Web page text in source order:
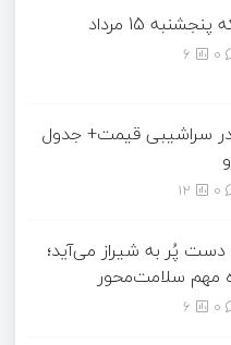
15 مرداد
6
در سراشیبی قیمت+ جدول
12
دست پُر به شیراز می‌آید؛
مهم سلامت‌محور
6